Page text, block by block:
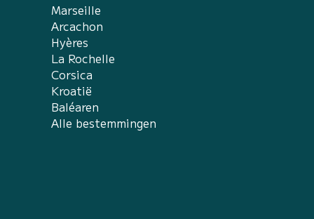
Marseille
Arcachon
Hyères
La Rochelle
Corsica
Kroatië
Baléaren
Alle bestemmingen